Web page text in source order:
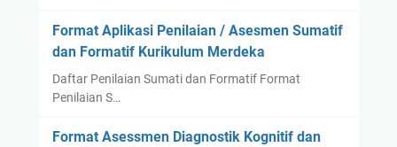
Format Aplikasi Penilaian / Asesmen Sumatif
dan Formatif Kurikulum Merdeka
Daftar Penilaian Sumati dan Formatif Format
Penilaian S…
Format Asessmen Diagnostik Kognitif dan